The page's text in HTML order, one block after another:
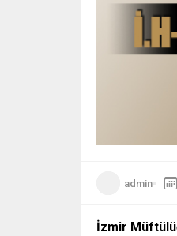
admin
İzmir